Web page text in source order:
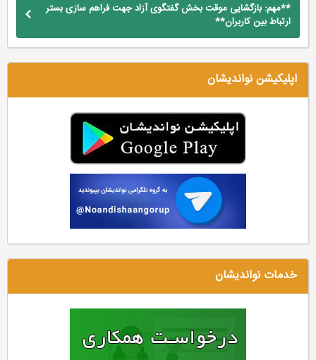
**مهم: بازگشایی موقت بخش گفتگوی آزاد جهت فراهم سازی بستر
ارتباط بین کاربران**
اپلیکیشن نواندیشان
خدمات نواندیشان